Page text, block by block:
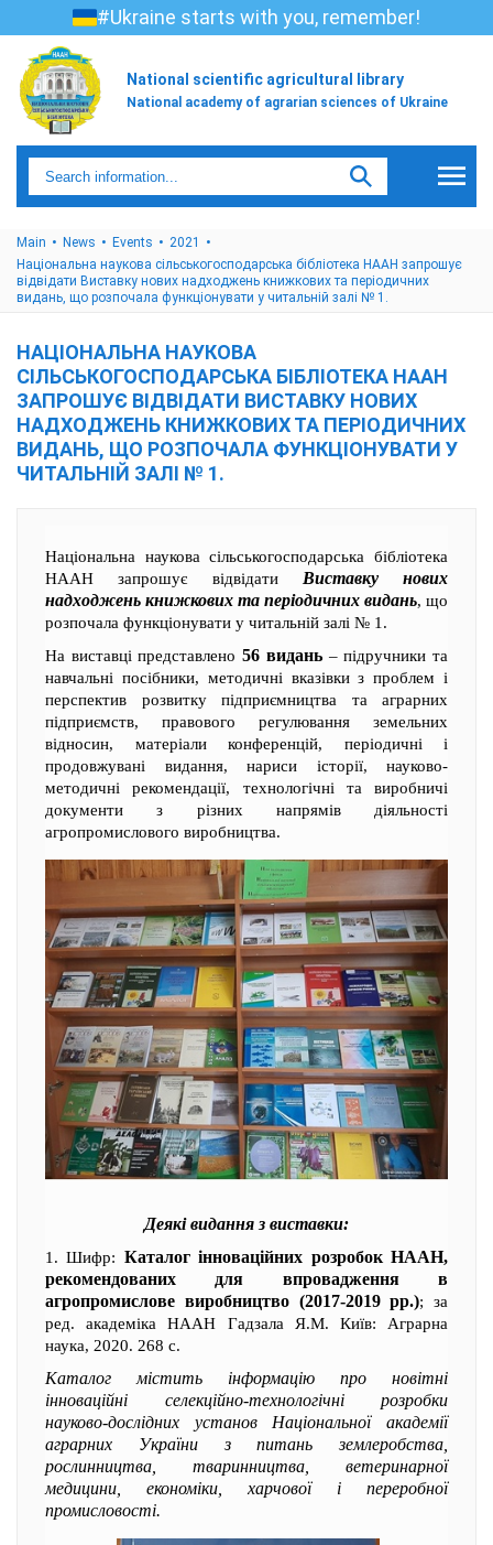
#Ukraine starts with you, remember!
National scientific agricultural library
National academy of agrarian sciences of Ukraine
Main News Events
2021
Національна наукова сільськогосподарська бібліотека НААН запрошує
відвідати Виставку нових надходжень книжкових та періодичних
видань, що розпочала функціонувати у читальній залі № 1.
НАЦІОНАЛЬНА НАУКОВА
СІЛЬСЬКОГОСПОДАРСЬКА БІБЛІОТЕКА НААН
ЗАПРОШУЄ ВІДВІДАТИ ВИСТАВКУ НОВИХ
НАДХОДЖЕНЬ КНИЖКОВИХ ТА ПЕРІОДИЧНИХ
ВИДАНЬ, ЩО РОЗПОЧАЛА ФУНКЦІОНУВАТИ У
ЧИТАЛЬНІЙ ЗАЛІ № 1.
Національна наукова сільськогосподарська бібліотека
НААН запрошує відвідати Виставку нових
надходжень книжкових та періодичних видань, що
розпочала функціонувати у читальній залі № 1.
На виставці представлено56 видань– підручники та
навчальні посібники, методичні вказівки з проблем і
перспектив розвитку підприємництва та аграрних
підприємств, правового регулювання земельних
відносин, матеріали конференцій, періодичні і
продовжувані видання, нариси історії, науково-
методичні рекомендації, технологічні та виробничі
документи з різних напрямів діяльності
агропромислового виробництва.
Деякі видання з виставки:
1. Шифр: Каталог інноваційних розробок НААН,
рекомендованих для впровадження в
агропромислове виробництво (2017-2019 рр.); за
ред. академіка НААН Гадзала Я.М. Київ: Аграрна
наука, 2020. 268 с.
Каталог містить інформацію про новітні
інноваційні селекційно-технологічні розробки
науково-дослідних установ Національної академії
аграрних України з питань землеробства,
рослинництва, тваринництва, ветеринарної
медицини, економіки, харчової і переробної
промисловості.